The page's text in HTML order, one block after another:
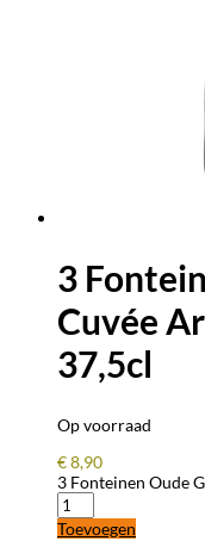
3
Cuvée
37,5cl
Op voorraad
€8,90
3 Fonteinen Oude
Toevoegen